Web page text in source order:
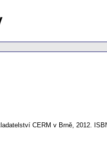
CERM v Brně, 2012.